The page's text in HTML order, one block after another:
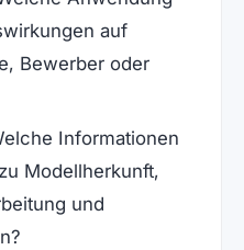
auf
Bewerber oder
Informationen
Modellherkunft,
und